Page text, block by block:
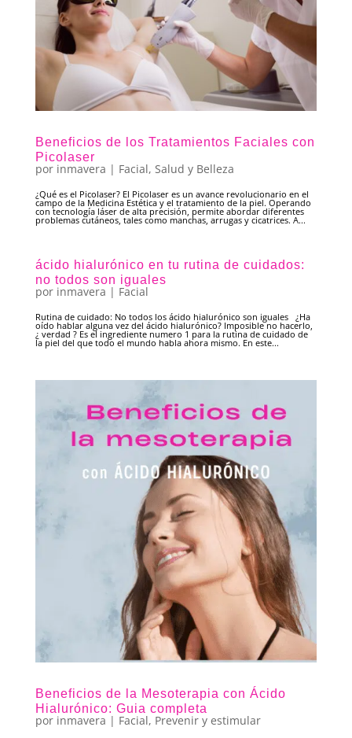
Beneficios de los Tratamientos Faciales con
Picolaser
por inmavera | Facial, Salud y Belleza
¿Qué es el Picolaser? El Picolaser es un avance revolucionario en el
campo de la Medicina Estética y el tratamiento de la piel. Operando
con tecnología láser de alta precisión, permite abordar diferentes
problemas cutáneos, tales como manchas, arrugas y cicatrices. A...
ácido hialurónico en tu rutina de cuidados:
no todos son iguales
por inmavera | Facial
Rutina de cuidado: No todos los ácido hialurónico son iguales ¿Ha
oído hablar alguna vez del ácido hialurónico? Imposible no hacerlo,
¿ verdad ? Es el ingrediente numero 1 para la rutina de cuidado de
la piel del que todo el mundo habla ahora mismo. En este...
Beneficios de la Mesoterapia con Ácido
Hialurónico: Guia completa
por inmavera | Facial, Prevenir y estimular